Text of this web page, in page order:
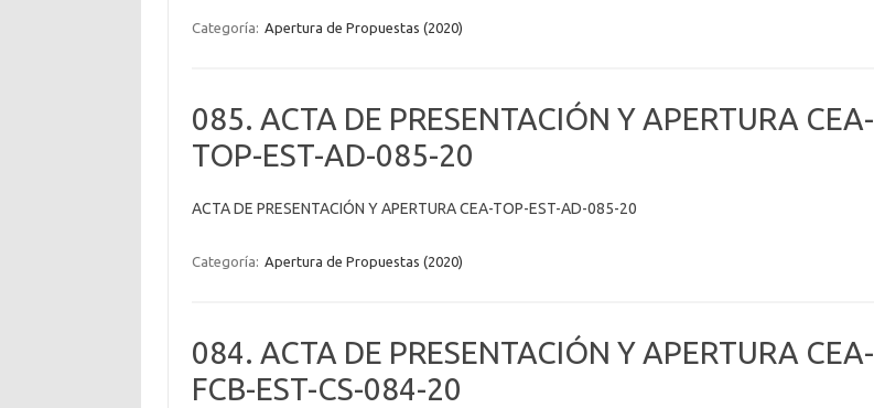
Categoría: Apertura de Propuestas (2020)
085. ACTA DE PRESENTACIÓN Y APERTURA CEA-
TOP-EST-AD-085-20
ACTA DE PRESENTACIÓN Y APERTURA CEA-TOP-EST-AD-085-20
Categoría: Apertura de Propuestas (2020)
084. ACTA DE PRESENTACIÓN Y APERTURA CEA-
FCB-EST-CS-084-20